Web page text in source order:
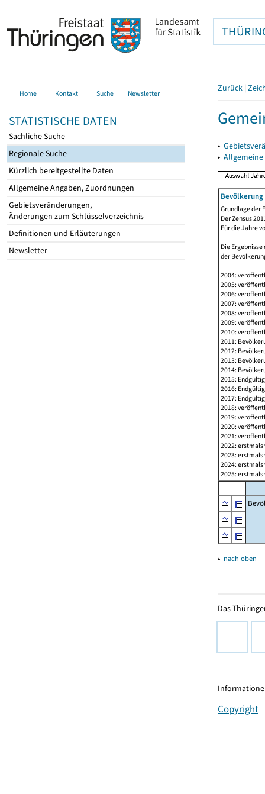
Home Kontakt Suche Newsletter
STATISTISCHE DATEN
Sachliche Suche
Regionale Suche
Kürzlich bereitgestellte Daten
Allgemeine Angaben, Zuordnungen
Gebietsveränderungen,
Änderungen zum Schlüsselverzeichnis
Definitionen und Erläuterungen
Newsletter
Zurück |
▸
▸
Grundlage der
Der Zensus
Für die Jahre
Die
der
2004:
2005:
2006:
2007:
2008:
2009:
2010:
2011:
2012:
2013:
2014:
2015:
2016:
2017:
2018:
2019:
2020:
2021:
2022:
2023:
2024:
2025:
▴ nach oben
Das
Copyright